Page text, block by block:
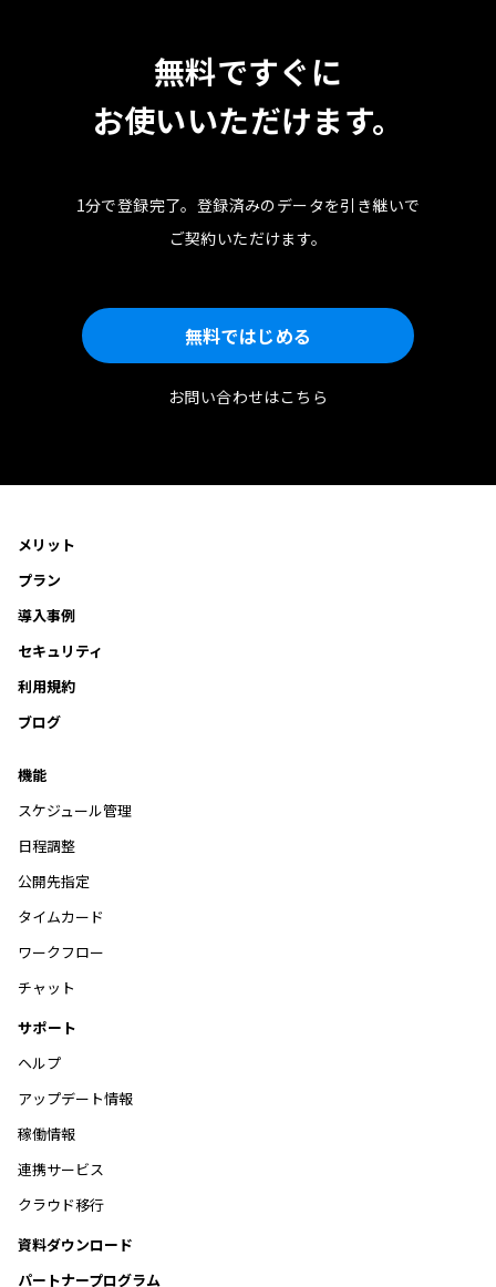
無料ですぐに
お使いいただけます。
1分で登録完了。 登録済みのデータを引き継いで
ご契約いただけます。
無料ではじめる
お問い合わせはこちら
メリット
プラン
導入事例
セキュリティ
利用規約
ブログ
機能
スケジュール管理
日程調整
公開先指定
タイムカード
ワークフロー
チャット
サポート
ヘルプ
アップデート情報
稼働情報
連携サービス
クラウド移行
資料ダウンロード
パートナープログラム